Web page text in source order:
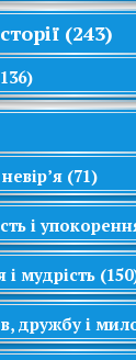
(243)
(71)
і
мудрість
дружбу і